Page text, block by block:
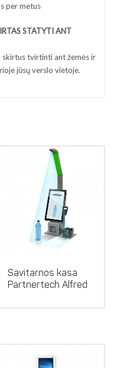
per metus
STATYTI ANT
tvirtinti ant žemės ir
jūsų verslo vietoje.
Savitarnos kasa
Partnertech Alfred